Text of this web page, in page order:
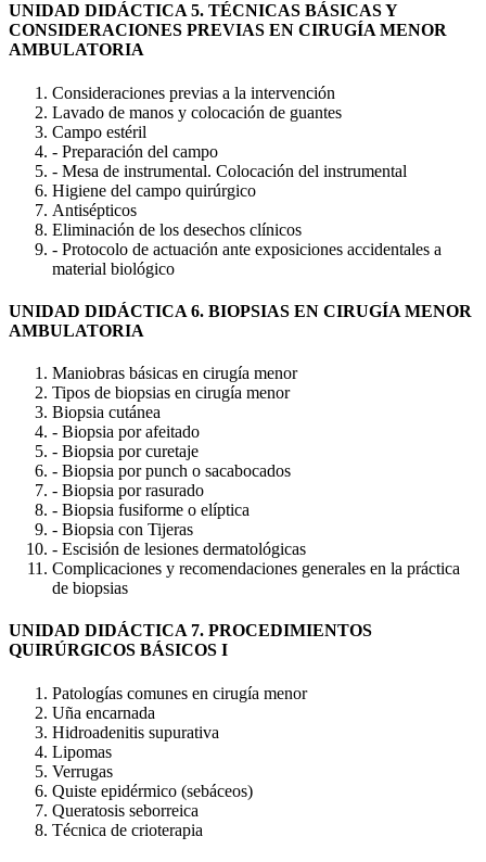
UNIDAD DIDÁCTICA 5. TÉCNICAS BÁSICAS Y
CONSIDERACIONES PREVIAS EN CIRUGÍA MENOR
AMBULATORIA
Consideraciones previas a la intervención
Lavado de manos y colocación de guantes
Campo estéril
- Preparación del campo
- Mesa de instrumental. Colocación del instrumental
Higiene del campo quirúrgico
Antisépticos
Eliminación de los desechos clínicos
- Protocolo de actuación ante exposiciones accidentales a
material biológico
UNIDAD DIDÁCTICA 6. BIOPSIAS EN CIRUGÍA MENOR
AMBULATORIA
Maniobras básicas en cirugía menor
Tipos de biopsias en cirugía menor
Biopsia cutánea
- Biopsia por afeitado
- Biopsia por curetaje
- Biopsia por punch o sacabocados
- Biopsia por rasurado
- Biopsia fusiforme o elíptica
- Biopsia con Tijeras
- Escisión de lesiones dermatológicas
Complicaciones y recomendaciones generales en la práctica
de biopsias
UNIDAD DIDÁCTICA 7. PROCEDIMIENTOS
QUIRÚRGICOS BÁSICOS I
Patologías comunes en cirugía menor
Uña encarnada
Hidroadenitis supurativa
Lipomas
Verrugas
Quiste epidérmico (sebáceos)
Queratosis seborreica
Técnica de crioterapia